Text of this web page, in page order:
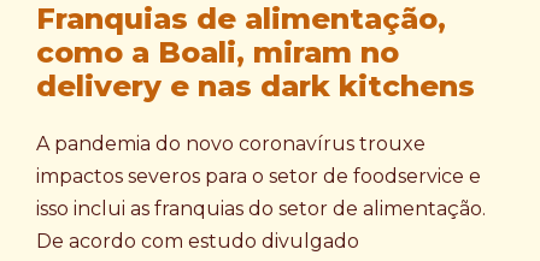
Franquias de alimentação,
como a Boali, miram no
delivery e nas dark kitchens
A pandemia do novo coronavírus trouxe
impactos severos para o setor de foodservice e
isso inclui as franquias do setor de alimentação.
De acordo com estudo divulgado